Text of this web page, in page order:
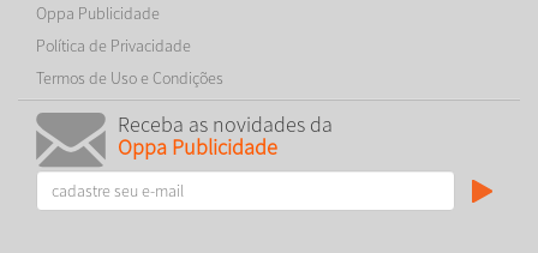
Oppa Publicidade
Política de Privacidade
Termos de Uso e Condições
Receba as novidades da
Oppa Publicidade